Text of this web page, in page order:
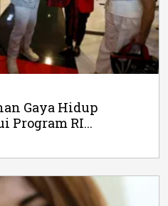
Gaya Hidup
Program RI...